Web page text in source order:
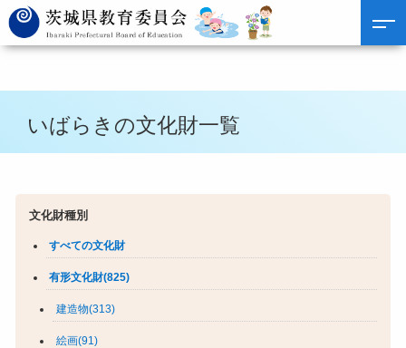
いばらきの文化財一覧
文化財種別
すべての文化財
有形文化財(825)
建造物(313)
絵画(91)